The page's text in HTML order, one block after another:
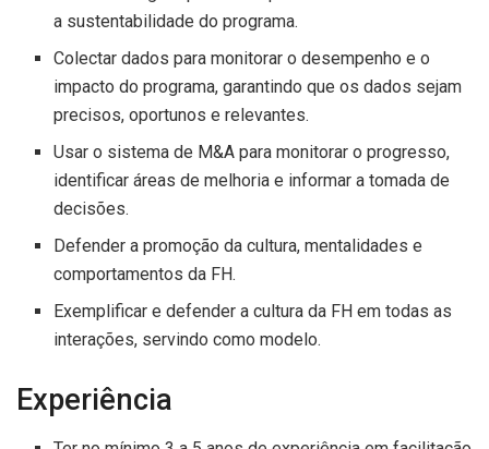
a sustentabilidade do programa.
Colectar dados para monitorar o desempenho e o
impacto do programa, garantindo que os dados sejam
precisos, oportunos e relevantes.
Usar o sistema de M&A para monitorar o progresso,
identificar áreas de melhoria e informar a tomada de
decisões.
Defender a promoção da cultura, mentalidades e
comportamentos da FH.
Exemplificar e defender a cultura da FH em todas as
interações, servindo como modelo.
Experiência